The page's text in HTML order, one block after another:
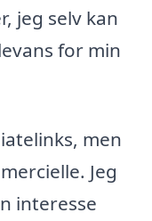
jeg selv kan
for min
men
Jeg
interesse